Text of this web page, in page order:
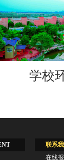
学校
联系
在线